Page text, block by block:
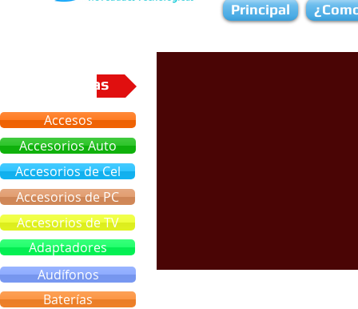
Categorias
Accesorios de PC
Accesorios de TV
Audífonos
Adaptadores
Accesorios de Cel
Baterías
Accesorios Auto
Accesos
Principal